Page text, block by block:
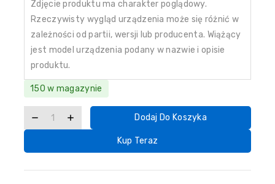
Zdjęcie produktu ma charakter poglądowy.
Rzeczywisty wygląd urządzenia może się różnić w
zależności od partii, wersji lub producenta. Wiążący
jest model urządzenia podany w nazwie i opisie
produktu.
150 w magazynie
Dodaj Do Koszyka
Kup Teraz